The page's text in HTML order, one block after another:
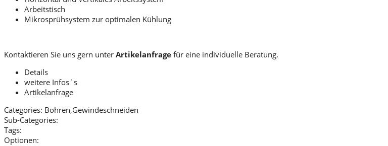
Arbeitstisch
Mikrosprühsystem zur optimalen Kühlung
Kontaktieren Sie uns gern unter Artikelanfrage für eine individuelle Beratung.
Details
weitere Infos´s
Artikelanfrage
Categories: Bohren,Gewindeschneiden
Sub-Categories:
Tags:
Optionen: